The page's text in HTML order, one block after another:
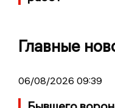
Главные
06/08/2026 09:39